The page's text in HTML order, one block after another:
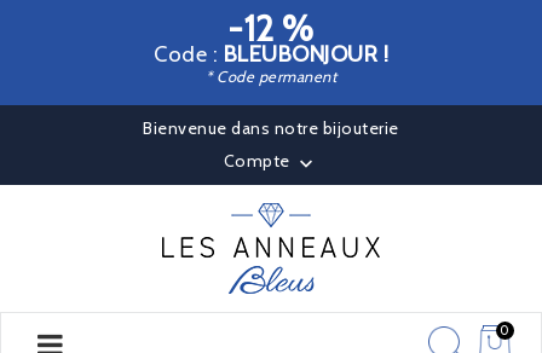
-12 %
Code : BLEUBONJOUR !
* Code permanent
Bienvenue dans notre bijouterie
Compte 
0